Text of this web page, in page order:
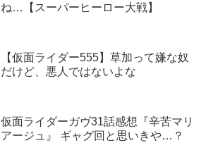
ね…【スーパーヒーロー大戦】
【仮面ライダー555】草加って嫌な奴
だけど、悪人ではないよな
仮面ライダーガヴ31話感想『辛苦マリ
アージュ』 ギャグ回と思いきや…？